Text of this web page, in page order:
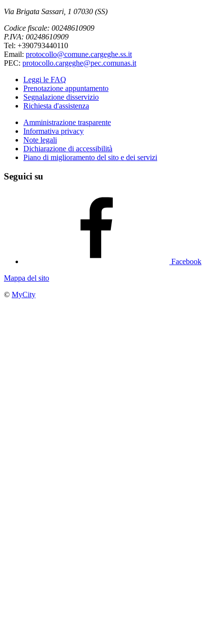
Via Brigata Sassari, 1 07030 (SS)
Codice fiscale: 00248610909
P.IVA: 00248610909
Tel: +390793440110
Email: protocollo@comune.cargeghe.ss.it
PEC: protocollo.cargeghe@pec.comunas.it
Leggi le FAQ
Prenotazione appuntamento
Segnalazione disservizio
Richiesta d'assistenza
Amministrazione trasparente
Informativa privacy
Note legali
Dichiarazione di accessibilità
Piano di miglioramento del sito e dei servizi
Seguici su
Facebook
Mappa del sito
© MyCity